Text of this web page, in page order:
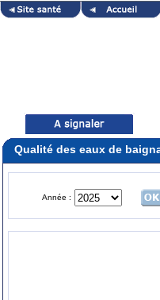
Qualité des eaux de
Année :